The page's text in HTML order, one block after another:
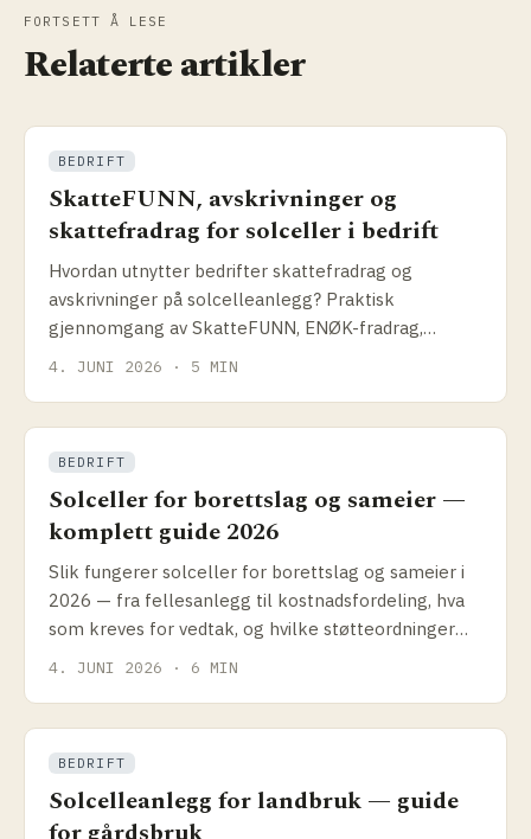
FORTSETT Å LESE
Relaterte artikler
BEDRIFT
SkatteFUNN, avskrivninger og
skattefradrag for solceller i bedrift
Hvordan utnytter bedrifter skattefradrag og
avskrivninger på solcelleanlegg? Praktisk
gjennomgang av SkatteFUNN, ENØK-fradrag,
avskrivningssatser og hvordan disse påvirker reell
4. JUNI 2026 · 5 MIN
BEDRIFT
Solceller for borettslag og sameier —
komplett guide 2026
Slik fungerer solceller for borettslag og sameier i
2026 — fra fellesanlegg til kostnadsfordeling, hva
som kreves for vedtak, og hvilke støtteordninger
som faktisk gjelder.
4. JUNI 2026 · 6 MIN
BEDRIFT
Solcelleanlegg for landbruk — guide